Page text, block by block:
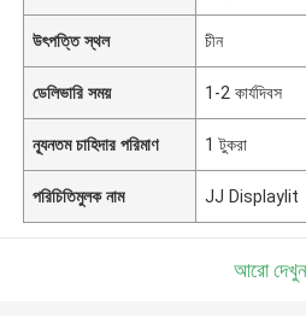
উৎপত্তি স্থল চীন
ডেলিভারি সময় 1-2 কার্যদিবস
ন্যূনতম চাহিদার পরিমাণ 1 টুকরা
পরিচিতিমুলক নাম JJ Displaylit
আরো দেখুন